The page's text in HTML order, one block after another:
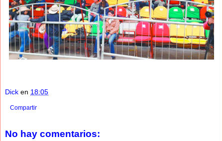
Dick en 18:05
Compartir
No hay comentarios: